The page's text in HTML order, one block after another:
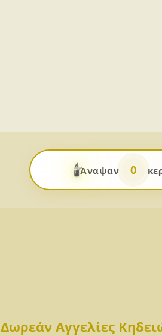
🕯️Άναψαν 0
Δωρεάν Αγγελίες